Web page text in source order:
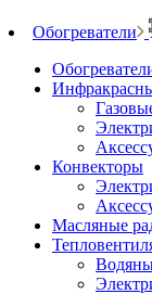
Обогреватели
Конвекторы
Масляные